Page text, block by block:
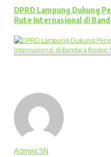
DPRD Lampung Dukung
Rute Internasional di
AdminLSN